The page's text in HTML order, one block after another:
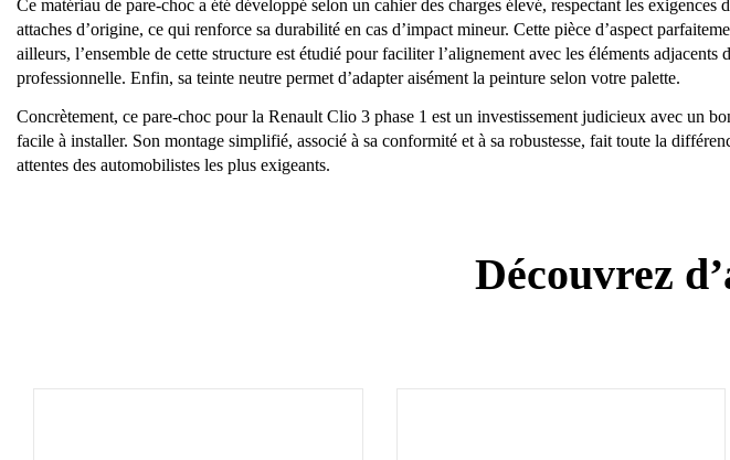
Ce matériau de pare-choc a été développé selon un cahier des charges élevé, respectant les
attaches d’origine, ce qui renforce sa durabilité en cas d’impact mineur. Cette pièce d’aspect
ailleurs, l’ensemble de cette structure est étudié pour faciliter l’alignement avec les éléments
professionnelle. Enfin, sa teinte neutre permet d’adapter aisément la peinture selon votre palette.
Concrètement, ce pare-choc pour la Renault Clio 3 phase 1 est un investissement judicieux avec un
facile à installer. Son montage simplifié, associé à sa conformité et à sa robustesse, fait toute la
attentes des automobilistes les plus exigeants.
Découvrez